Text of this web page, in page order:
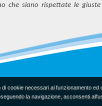
che siano rispettate le
© 2026 Fatebenefratelli - Disclaimer
della Nocetta, 263 - 00164 Roma
cookie necessari al funzionamento ed
la navigazione, acconsenti